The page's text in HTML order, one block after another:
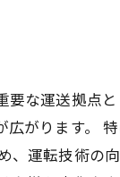
な運送拠点
がります。
、運転技術の